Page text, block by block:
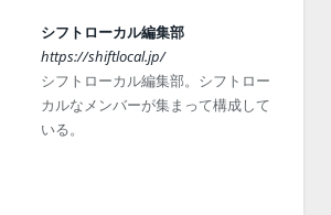
シフトローカル編集部
https://shiftlocal.jp/
シフトローカル編集部。シフトロー
カルなメンバーが集まって構成して
いる。